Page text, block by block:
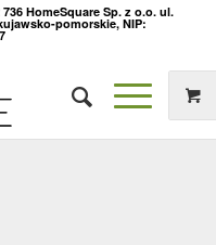
HomeSquare Sp. z o.o. ul.
pomorskie, NIP: